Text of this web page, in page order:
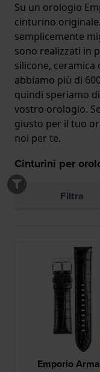
Su un orologio
cinturino
semplicemente
sono realizzati in
silicone, ceramica
abbiamo più di
quindi speriamo
vostro orologio.
giusto per il tuo
noi per te.
Cinturini per
Filtra
Emporio